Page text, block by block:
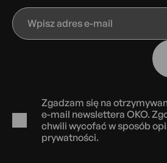
Wpisz
adres
Zgadzam się na
e-mail newslettera OKO.
chwili wycofać w sposób
prywatności.